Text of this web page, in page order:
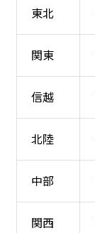
東北
関東
信越
北陸
中部
関西